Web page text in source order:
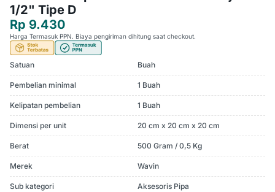
1/2" Tipe D
Rp 9.430
Harga Termasuk PPN. Biaya pengiriman dihitung saat checkout.
Satuan Buah
Pembelian minimal 1 Buah
Kelipatan pembelian 1 Buah
Dimensi per unit 20 cm x 20 cm x 20 cm
Berat 500 Gram / 0,5 Kg
Merek Wavin
Sub kategori Aksesoris Pipa